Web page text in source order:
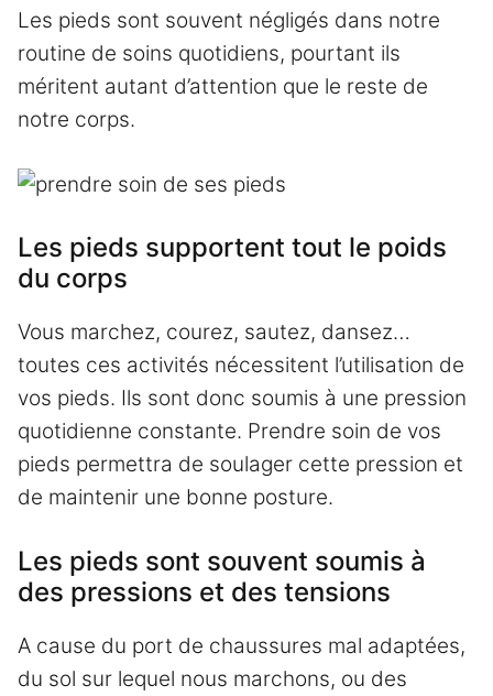
Les pieds sont souvent négligés dans notre
routine de soins quotidiens, pourtant ils
méritent autant d’attention que le reste de
notre corps.
Les pieds supportent tout le poids
du corps
Vous marchez, courez, sautez, dansez…
toutes ces activités nécessitent l’utilisation de
vos pieds. Ils sont donc soumis à une pression
quotidienne constante. Prendre soin de vos
pieds permettra de soulager cette pression et
de maintenir une bonne posture.
Les pieds sont souvent soumis à
des pressions et des tensions
A cause du port de chaussures mal adaptées,
du sol sur lequel nous marchons, ou des